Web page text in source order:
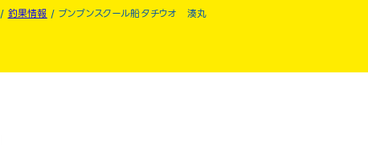
/ 釣果情報 / ブンブンスクール船タチウオ 湊丸